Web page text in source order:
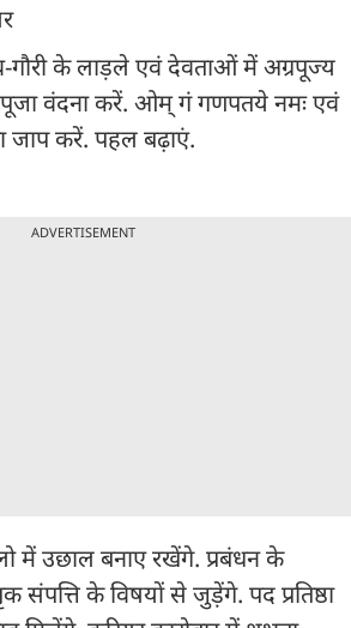
के लाड़ले एवं देवताओं में अग्रपूज्य
पूजा वंदना करें. ओम् गं गणपतये नमः एवं
जाप करें. पहल बढ़ाएं.
ADVERTISEMENT
में उछाल बनाए रखेंगे. प्रबंधन के
के विषयों से जुड़ेंगे. पद प्रतिष्ठा